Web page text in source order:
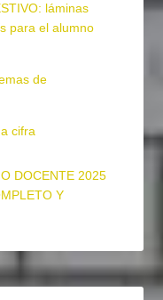
láminas
para el alumno
de
cifra
DOCENTE 2025
Y